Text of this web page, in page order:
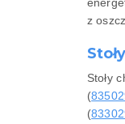
z
Stoły
(
(